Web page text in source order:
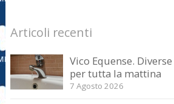
Articoli recenti
Vico Equense.
per tutta la mattina
7 Agosto 2026